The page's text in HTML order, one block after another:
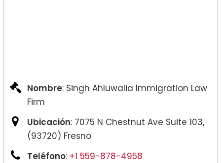
Nombre: Singh Ahluwalia Immigration Law
Firm
Ubicación: 7075 N Chestnut Ave Suite 103,
(93720) Fresno
Teléfono: +1 559-878-4958